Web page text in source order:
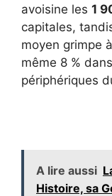
avoisine les 1
capitales,
moyen grimpe
même 8 %
périphériques
A lire aussi
Histoire, sa